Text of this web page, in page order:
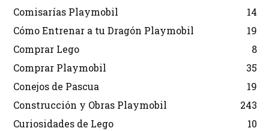
Comisarías Playmobil
14
Cómo Entrenar a tu Dragón Playmobil
19
Comprar Lego
8
Comprar Playmobil
35
Conejos de Pascua
19
Construcción y Obras Playmobil
243
Curiosidades de Lego
10